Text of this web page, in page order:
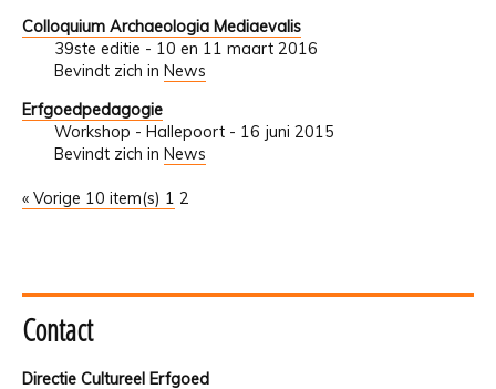
Colloquium Archaeologia Mediaevalis
39ste editie - 10 en 11 maart 2016
Bevindt zich in News
Erfgoedpedagogie
Workshop - Hallepoort - 16 juni 2015
Bevindt zich in News
« Vorige 10 item(s) 1 2
Contact
Directie Cultureel Erfgoed